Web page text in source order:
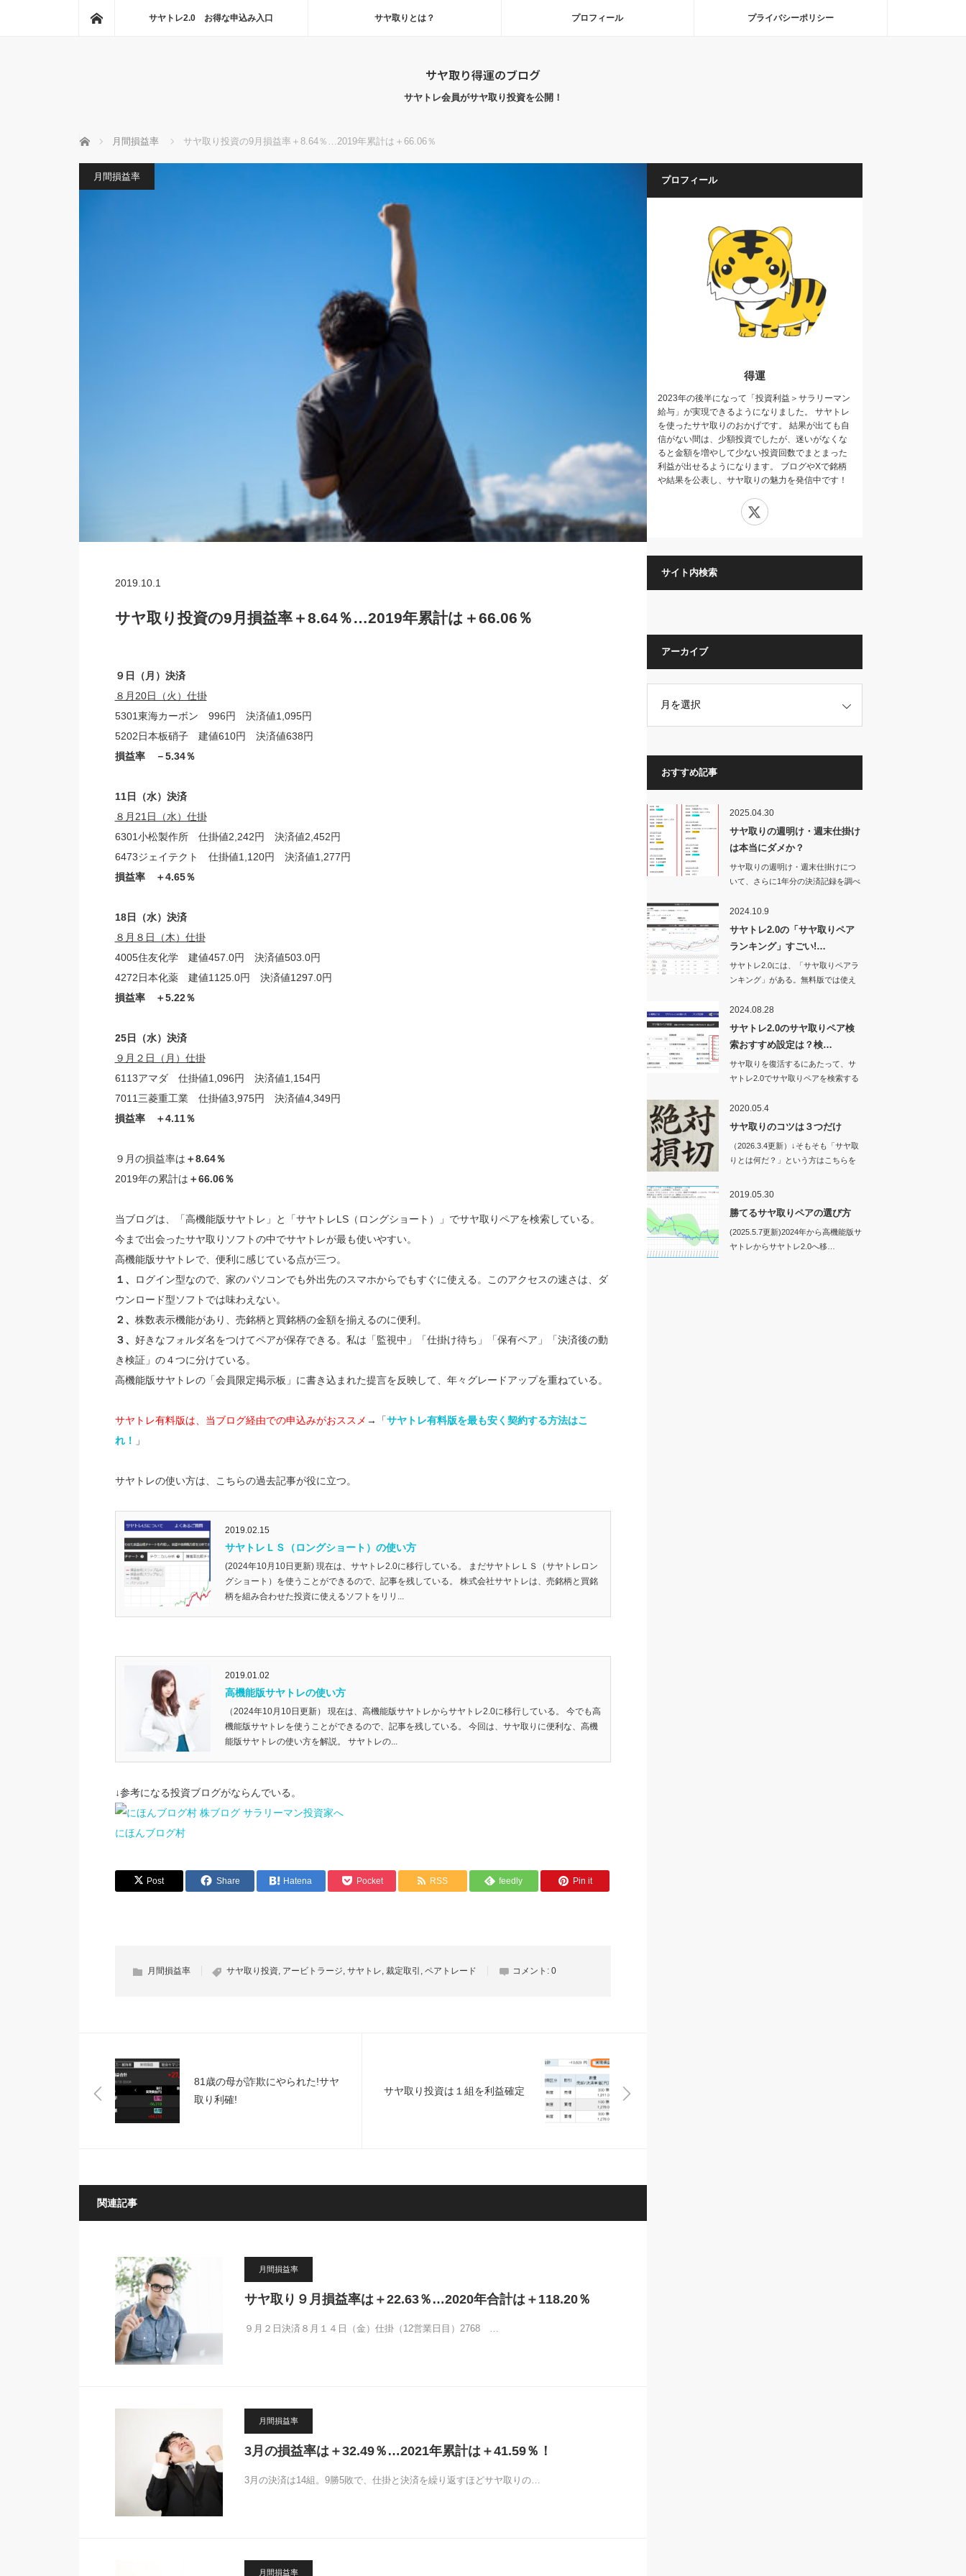
サヤトレ2.0 お得な申込み入口 サヤ取りとは？ プロフィール プライバシーポリシー
サヤ取り得運のブログ
サヤトレ会員がサヤ取り投資を公開！
ホーム 月間損益率 サヤ取り投資の9月損益率＋8.64％…2019年累計は＋66.06％
月間損益率
2019.10.1
サヤ取り投資の9月損益率＋8.64％…2019年累計は＋66.06％
９日（月）決済
８月20日（火）仕掛
5301東海カーボン 996円 決済値1,095円
5202日本板硝子 建値610円 決済値638円
損益率 －5.34％
11日（水）決済
８月21日（水）仕掛
6301小松製作所 仕掛値2,242円 決済値2,452円
6473ジェイテクト 仕掛値1,120円 決済値1,277円
損益率 ＋4.65％
18日（水）決済
８月８日（木）仕掛
4005住友化学 建値457.0円 決済値503.0円
4272日本化薬 建値1125.0円 決済値1297.0円
損益率 ＋5.22％
25日（水）決済
９月２日（月）仕掛
6113アマダ 仕掛値1,096円 決済値1,154円
7011三菱重工業 仕掛値3,975円 決済値4,349円
損益率 ＋4.11％
９月の損益率は ＋8.64％
2019年の累計は ＋66.06％
当ブログは、「高機能版サヤトレ」と「サヤトレLS（ロングショート）」でサヤ取りペアを検索している。
今まで出会ったサヤ取りソフトの中でサヤトレが最も使いやすい。
高機能版サヤトレで、便利に感じている点が三つ。
１、
ログイン型なので、家のパソコンでも外出先のスマホからでもすぐに使える。このアクセスの速さは、ダ
ウンロード型ソフトでは味わえない。
２、 株数表示機能があり、売銘柄と買銘柄の金額を揃えるのに便利。
３、 好きなフォルダ名をつけてペアが保存できる。私は「監視中」「仕掛け待ち」「保有ペア」「決済後の動
き検証」の４つに分けている。
高機能版サヤトレの「会員限定掲示板」に書き込まれた提言を反映して、年々グレードアップを重ねている。
サヤトレ有料版は、当ブログ経由での申込みがおススメ →「サヤトレ有料版を最も安く契約する方法はこ
れ！
」
サヤトレの使い方は、こちらの過去記事が役に立つ。
2019.02.15
サヤトレＬＳ（ロングショート）の使い方
(2024年10月10日更新) 現在は、サヤトレ2.0に移行している。 まだサヤトレＬＳ（サヤトレロン
グショート）を使うことができるので、記事を残している。 株式会社サヤトレは、売銘柄と買銘
柄を組み合わせた投資に使えるソフトをリリ...
2019.01.02
高機能版サヤトレの使い方
（2024年10月10日更新） 現在は、高機能版サヤトレからサヤトレ2.0に移行している。 今でも高
機能版サヤトレを使うことができるので、記事を残している。 今回は、サヤ取りに便利な、高機
能版サヤトレの使い方を解説。 サヤトレの...
↓参考になる投資ブログがならんでいる。
にほんブログ村
Post Share Hatena Pocket RSS feedly Pin it
月間損益率 サヤ取り投資, アービトラージ, サヤトレ, 裁定取引 , ペアトレード コメント: 0
81歳の母が詐欺にやられた!サヤ
取り利確!
サヤ取り投資は１組を利益確定
関連記事
月間損益率
サヤ取り９月損益率は＋22.63％…2020年合計は＋118.20％
９月２日決済８月１４日（金）仕掛（12営業日目）2768 …
月間損益率
3月の損益率は＋32.49％…2021年累計は＋41.59％！
3月の決済は14組。9勝5敗で、仕掛と決済を繰り返すほどサヤ取りの…
月間損益率
プロフィール
得運
2023年の後半になって「投資利益＞サラリーマン
給与」が実現できるようになりました。 サヤトレ
を使ったサヤ取りのおかげです。 結果が出ても自
信がない間は、少額投資でしたが、迷いがなくな
ると金額を増やして少ない投資回数でまとまった
利益が出せるようになります。 ブログやXで銘柄
や結果を公表し、サヤ取りの魅力を発信中です！
サイト内検索
アーカイブ
おすすめ記事
2025.04.30
サヤ取りの週明け・週末仕掛け
は本当にダメか？
サヤ取りの週明け・週末仕掛けにつ
いて、さらに1年分の決済記録を調べ
2024.10.9
サヤトレ2.0の「サヤ取りペア
ランキング」すごい!…
サヤトレ2.0には、「サヤ取りペアラ
ンキング」がある。無料版では使え
2024.08.28
サヤトレ2.0のサヤ取りペア検
索おすすめ設定は？検…
サヤ取りを復活するにあたって、サ
ヤトレ2.0でサヤ取りペアを検索する
2020.05.4
サヤ取りのコツは３つだけ
（2026.3.4更新）↓そもそも「サヤ取
りとは何だ？」という方はこちらを
2019.05.30
勝てるサヤ取りペアの選び方
(2025.5.7更新)2024年から高機能版サ
ヤトレからサヤトレ2.0へ移…